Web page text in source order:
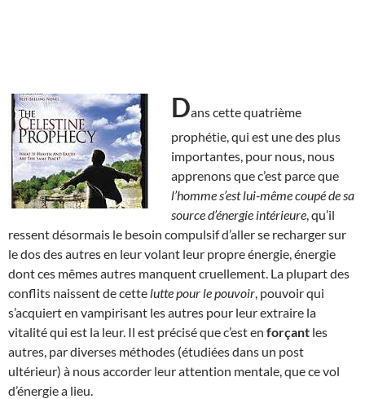
Dans cette quatrième
prophétie, qui est une des plus
importantes, pour nous, nous
apprenons que c’est parce que
l’homme s’est lui-même coupé de sa
source d’énergie intérieure , qu’il
ressent désormais le besoin compulsif d’aller se recharger sur
le dos des autres en leur volant leur propre énergie, énergie
dont ces mêmes autres manquent cruellement. La plupart des
conflits naissent de cette lutte pour le pouvoir , pouvoir qui
s’acquiert en vampirisant les autres pour leur extraire la
vitalité qui est la leur. Il est précisé que c’est en forçant les
autres, par diverses méthodes (étudiées dans un post
ultérieur) à nous accorder leur attention mentale, que ce vol
d’énergie a lieu.